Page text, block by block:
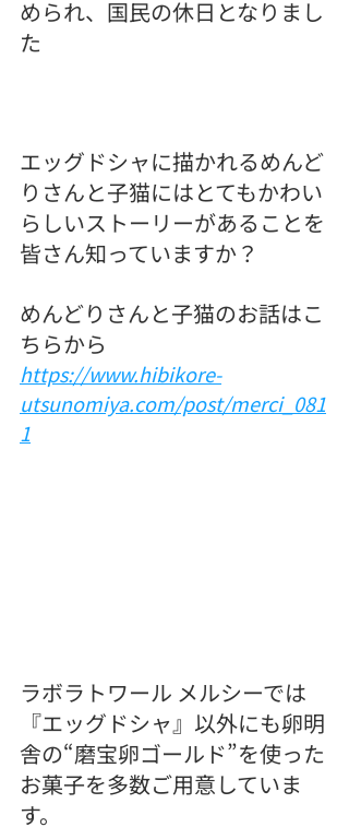
められ、国民の休日となりまし
た
エッグドシャに描かれるめんど
りさんと子猫にはとてもかわい
らしいストーリーがあることを
皆さん知っていますか？
めんどりさんと子猫のお話はこ
ちらから
https://www.hibikore-
utsunomiya.com/post/merci_081
1
ラボラトワール メルシーでは
『エッグドシャ』以外にも卵明
舎の“磨宝卵ゴールド”を使った
お菓子を多数ご用意していま
す。